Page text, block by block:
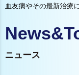
血友病やその最新治療
ニュース